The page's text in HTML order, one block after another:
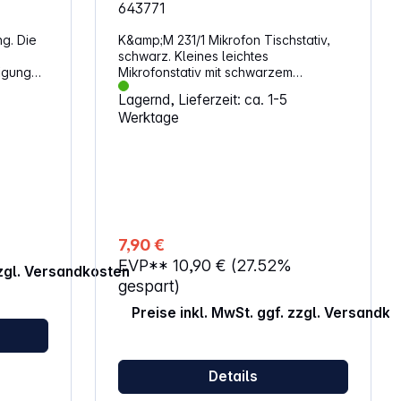
Die
mit
zum
Versandkosten
643771
K&amp;M 231/1 Mikrofon Tischstativ,
schwarz. Kleines leichtes
Mikrofonstativ mit schwarzem
Kunststoffsockel und umklappbaren
Füßen. 3/8" Gewindeanschluss.
Eigenschaften: Ausführung: schwarz
Lagernd, Lieferzeit: ca. 1-5
Werktage
7,90 €
EVP**10,90 € (27.52%
gespart)
Preise inkl. MwSt. ggf. zzgl.
Details